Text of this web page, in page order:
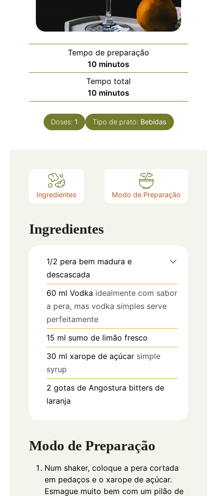
Tempo de preparação
10 minutos
Tempo total
10 minutos
Doses: 1 Tipo de prato: Bebidas
Ingredientes Modo de Preparação
Ingredientes
1/2 pera bem madura e
descascada
60 ml Vodka idealmente com sabor
a pera, mas vodka simples serve
perfeitamente
15 ml sumo de limão fresco
30 ml xarope de açúcar simple
syrup
2 gotas de Angostura bitters de
laranja
Modo de Preparação
Num shaker, coloque a pera cortada
em pedaços e o xarope de açúcar.
Esmague muito bem com um pilão de